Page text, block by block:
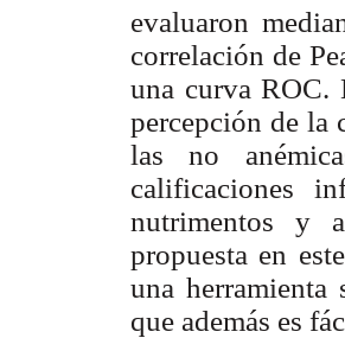
evaluaron
correlación de
una curva ROC.
percepción de la
las no
calificaciones
nutrimentos y
propuesta en
una herramienta
que además es